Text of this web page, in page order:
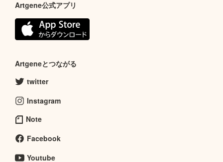
Artgene公式アプリ
Artgeneとつながる
twitter
Instagram
Note
Facebook
Youtube